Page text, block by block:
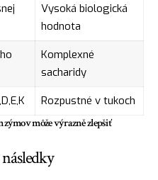
Vysoká biologická
hodnota
Komplexné
sacharidy
Rozpustné v tukoch
môže výrazně zlepšiť